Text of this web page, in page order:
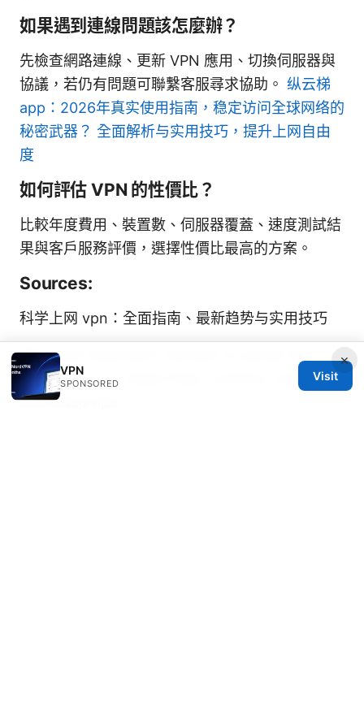
如果遇到連線問題該怎麼辦？
先檢查網路連線、更新 VPN 應用、切換伺服器與
協議，若仍有問題可聯繫客服尋求協助。 纵云梯
app：2026年真实使用指南，稳定访问全球网络的
秘密武器？ 全面解析与实用技巧，提升上网自由
度
如何評估 VPN 的性價比？
比較年度費用、裝置數、伺服器覆蓋、速度測試結
果與客戶服務評價，選擇性價比最高的方案。
Sources:
科学上网 vpn：全面指南、最新趋势与实用技巧
Why your kodi wont connect to server and
how to fix it — Quick fixes, common causes,
and setup tips
×
VPN
SPONSORED
Visit